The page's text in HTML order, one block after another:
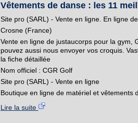
Vêtements de danse : les 11
Site pro (SARL) - Vente en ligne. En ligne
Crosne (France)
Vente en ligne de justaucorps pour la gym,
pouvez aussi nous envoyer vos croquis.
la fiche détaillée
Nom officiel : CGR Golf
Site pro (SARL) - Vente en ligne
Boutique en ligne de matériel et vêtements
Lire la suite